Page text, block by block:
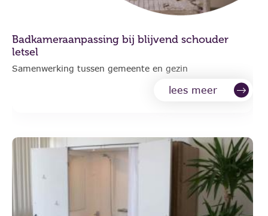
Badkameraanpassing bij blijvend schouder
letsel
Samenwerking tussen gemeente en gezin
lees meer